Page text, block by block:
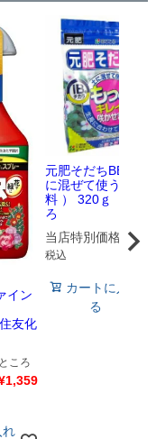
イン
友化
ころ
1,359
れ
元肥そだちBB （
に混ぜて使う基本
料 ） 320ｇ 花ご
ろ
当店特別価格
¥583
税込
カートに入れ
る